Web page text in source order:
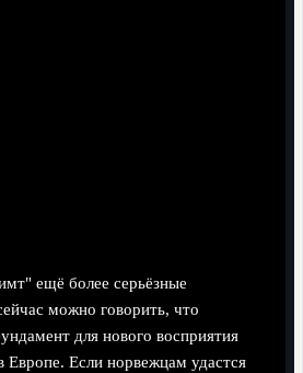
ещё более серьёзные
можно говорить, что
для нового восприятия
Европе. Если норвежцам удастся